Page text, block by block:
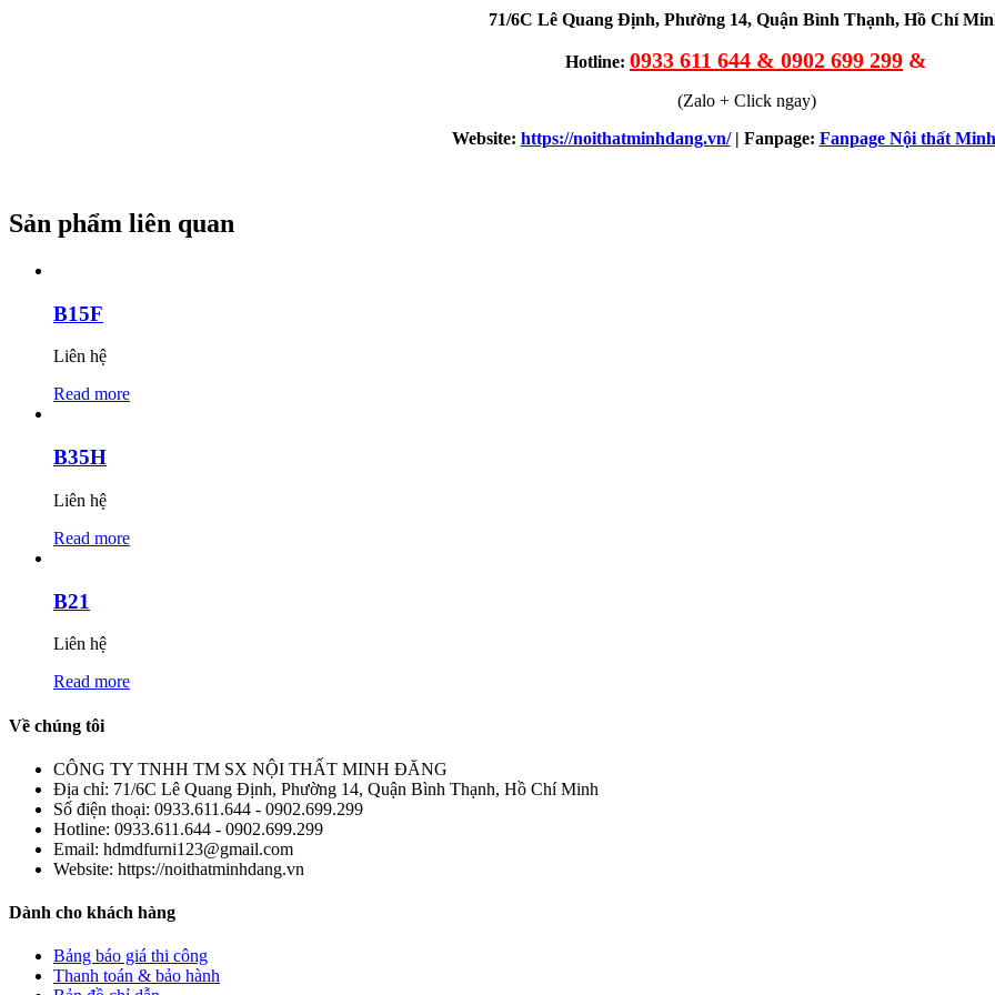
71/6C Lê Quang Định, Phường 14, Quận Bình Thạnh, Hồ Chí
Hotline: 0933 611 644 & 0902 699 299 &
(Zalo + Click ngay)
Website: https://noithatminhdang.vn/ | Fanpage: Fanpage Nội thất
Sản phẩm liên quan
B15F
Liên hệ
Read more
B35H
Liên hệ
Read more
B21
Liên hệ
Read more
Về chúng tôi
CÔNG TY TNHH TM SX NỘI THẤT MINH ĐĂNG
Địa chỉ: 71/6C Lê Quang Định, Phường 14, Quận Bình Thạnh, Hồ Chí Minh
Số điện thoại: 0933.611.644 - 0902.699.299
Hotline: 0933.611.644 - 0902.699.299
Email: hdmdfurni123@gmail.com
Website: https://noithatminhdang.vn
Dành cho khách hàng
Bảng báo giá thi công
Thanh toán & bảo hành